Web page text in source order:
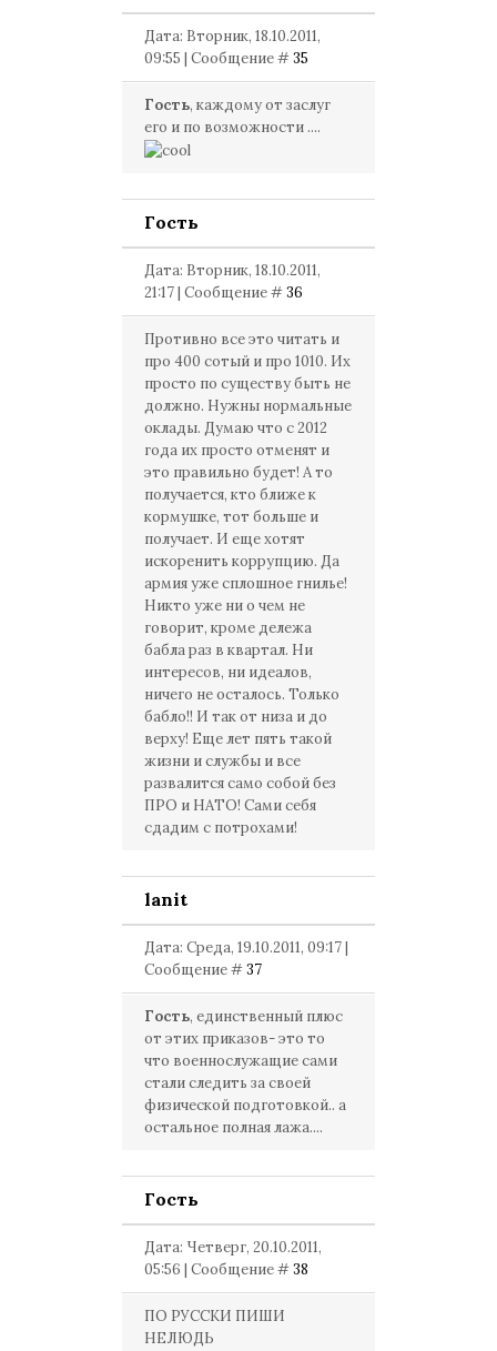
Дата: Вторник, 18.10.2011,
09:55 | Сообщение #35
Гость, каждому от заслуг
его и по возможности ....
Гость
Дата: Вторник, 18.10.2011,
21:17 | Сообщение #36
Противно все это читать и
про 400 сотый и про 1010. Их
просто по существу быть не
должно. Нужны нормальные
оклады. Думаю что с 2012
года их просто отменят и
это правильно будет! А то
получается, кто ближе к
кормушке, тот больше и
получает. И еще хотят
искоренить коррупцию. Да
армия уже сплошное гнилье!
Никто уже ни о чем не
говорит, кроме дележа
бабла раз в квартал. Ни
интересов, ни идеалов,
ничего не осталось. Только
бабло!! И так от низа и до
верху! Еще лет пять такой
жизни и службы и все
развалится само собой без
ПРО и НАТО! Сами себя
сдадим с потрохами!
lanit
Дата: Среда, 19.10.2011, 09:17 |
Сообщение #37
Гость, единственный плюс
от этих приказов- это то
что военнослужащие сами
стали следить за своей
физической подготовкой.. а
остальное полная лажа....
Гость
Дата: Четверг, 20.10.2011,
05:56 | Сообщение #38
ПО РУССКИ ПИШИ
НЕЛЮДЬ